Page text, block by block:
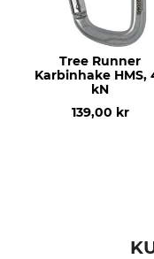
Tree Runner
Karbinhake HMS,
kN
139,00 kr